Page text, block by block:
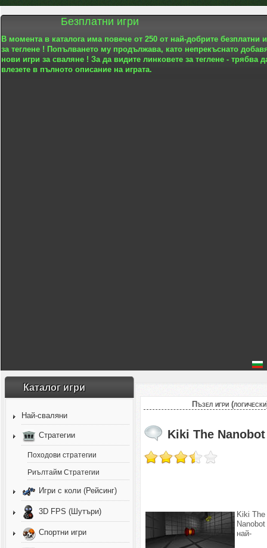
Безплатни игри
В момента в каталога има повече от 250 от най-добрите безплатни
за теглене ! Попълването му продължава, като непрекъснато
нови игри за сваляне ! За да видите линковете за теглене - трябва
влезете в пълното описание на играта.
Каталог игри
Най-сваляни
Стратегии
Походови стратегии
Риълтайм Стратегии
Игри с коли (Рейсинг)
3D FPS (Шутъри)
Спортни игри
Пъзел игри
Kiki The Nanobot
Kiki The
Nanobot
най-